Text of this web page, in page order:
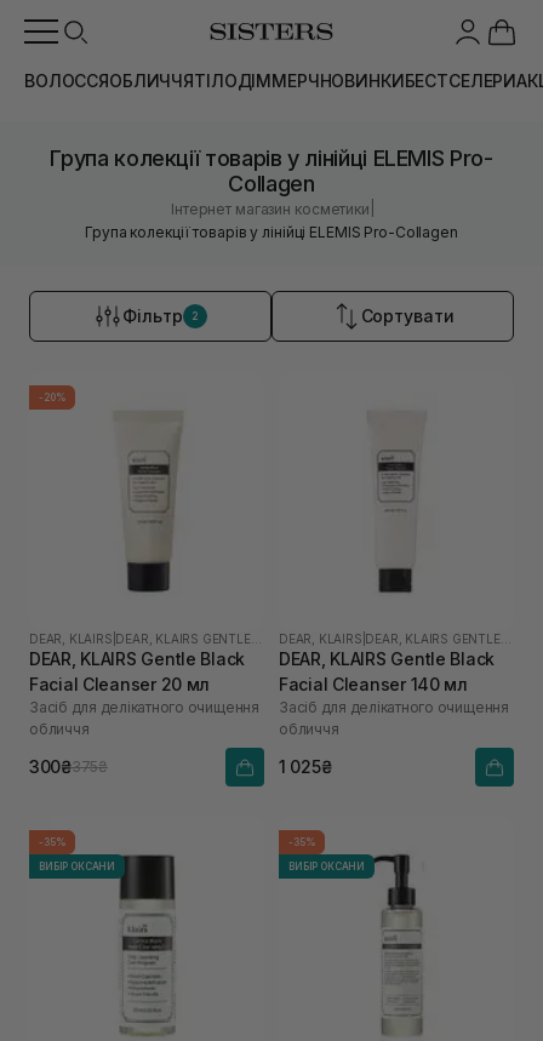
ВОЛОССЯОБЛИЧЧЯТІЛОДІММЕРЧНОВИНКИБЕСТСЕЛЕРИ
Група колекції товарів у лінійці ELEMIS Pro-
Collagen
Інтернет магазин косметики
Група колекції товарів у лінійці ELEMIS Pro-Collagen
Фільтр 2 Сортувати
-20%
DEAR, KLAIRS
DEAR, KLAIRS Gentle Black
Facial Cleanser 20 мл
Засіб для делікатного очищення
обличчя
300₴375₴
DEAR, KLAIRS
DEAR, KLAIRS Gentle Black
Facial Cleanser 140 мл
Засіб для делікатного очищення
обличчя
1 025₴
-35%
ВИБІР ОКСАНИ
-35%
ВИБІР ОКСАНИ